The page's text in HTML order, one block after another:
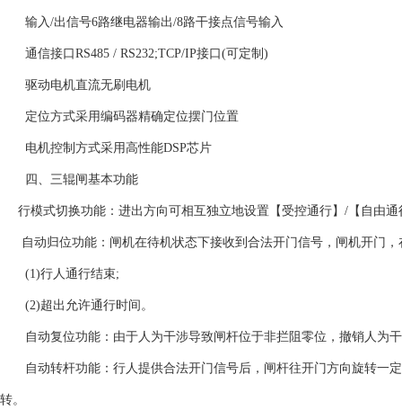
输入/出信号6路继电器输出/8路干接点信号输入
通信接口RS485 / RS232;TCP/IP接口(可定制)
驱动电机直流无刷电机
定位方式采用编码器精确定位摆门位置
电机控制方式采用高性能DSP芯片
四、三辊闸基本功能
行模式切换功能：进出方向可相互独立地设置【受控通行】/【自由通
自动归位功能：闸机在待机状态下接收到合法开门信号，闸机开门
(1)行人通行结束;
(2)超出允许通行时间。
自动复位功能：由于人为干涉导致闸杆位于非拦阻零位，撤销人为
自动转杆功能：行人提供合法开门信号后，闸杆往开门方向旋转一
转。